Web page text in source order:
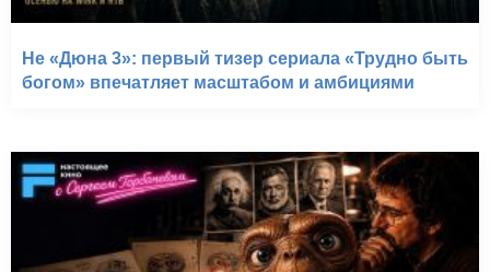
Не «Дюна 3»: первый тизер сериала «Трудно быть
богом» впечатляет масштабом и амбициями